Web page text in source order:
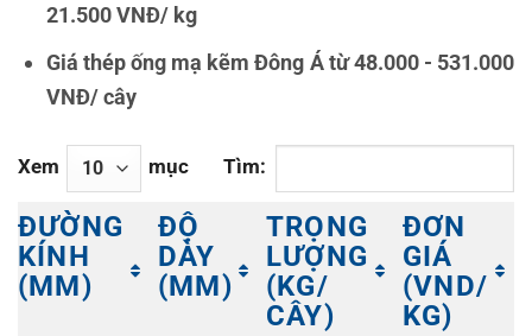
21.500 VNĐ/ kg
Giá thép ống mạ kẽm Đông Á từ48.000 - 531.000
VNĐ/ cây
Xem mục Tìm:
ĐƯỜNG
KÍNH
(MM)
ĐỘ
DÀY
(MM)
TRỌNG
LƯỢNG
(KG/
CÂY)
ĐƠN
GIÁ
(VND/
KG)